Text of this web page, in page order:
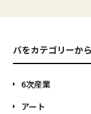
バをカテゴリーか
6次産業
アート